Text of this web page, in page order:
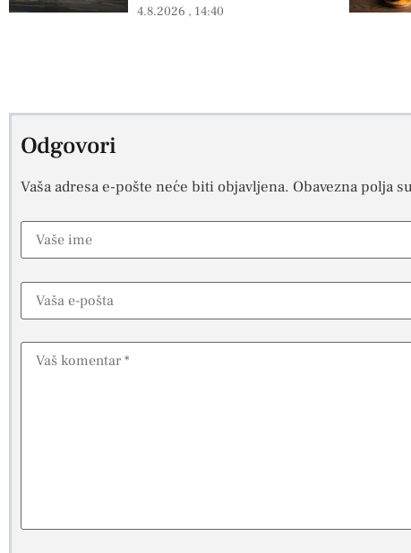
4.8.2026 14:40
Odgovori
Vaša adresa e-pošte neće biti objavljena. Obavezna polja